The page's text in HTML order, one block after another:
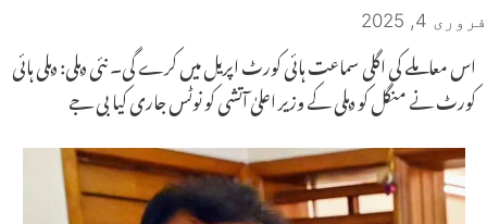
فروری 4, 2025
اس معاملے کی اگلی سماعت ہائی کورٹ اپریل میں کرے گی۔ نئی دہلی: دہلی ہائی
کورٹ نے منگل کو دہلی کے وزیر اعلیٰ آتشی کو نوٹس جاری کیا بی جے